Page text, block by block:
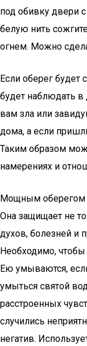
под обивку двери
белую нить
огнем. Можно
Если оберег будет
будет наблюдать
вам зла или
дома, а если
Таким образом
намерениях и
Мощным оберегом
Она защищает не
духов, болезней и
Необходимо,
Ею умываются,
умыться святой
расстроенных
случились
негатив.